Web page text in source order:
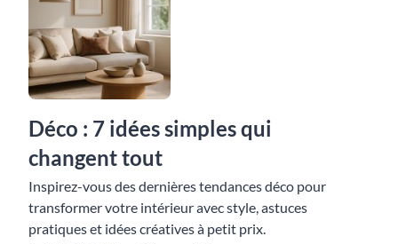
Déco : 7 idées simples qui
changent tout
Inspirez-vous des dernières tendances déco pour
transformer votre intérieur avec style, astuces
pratiques et idées créatives à petit prix.